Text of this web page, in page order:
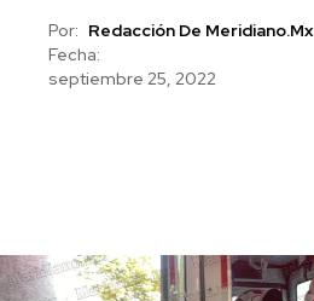
Por: Redacción De Meridiano.mx
Fecha:
septiembre 25, 2022